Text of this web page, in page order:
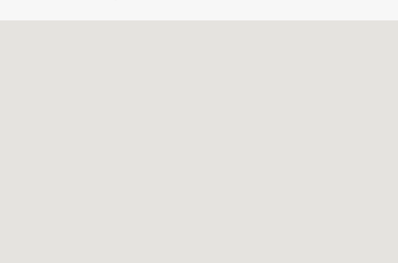
Наличие бассейна, парковки и лифта